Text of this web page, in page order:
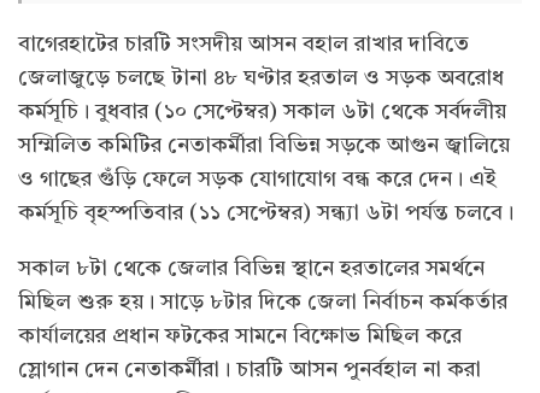
বাগেরহাটের চারটি সংসদীয় আসন বহাল রাখার দাবিতে
জেলাজুড়ে চলছে টানা ৪৮ ঘণ্টার হরতাল ও সড়ক অবরোধ
কর্মসূচি। বুধবার (১০ সেপ্টেম্বর) সকাল ৬টা থেকে সর্বদলীয়
সম্মিলিত কমিটির নেতাকর্মীরা বিভিন্ন সড়কে আগুন জ্বালিয়ে
ও গাছের গুঁড়ি ফেলে সড়ক যোগাযোগ বন্ধ করে দেন। এই
কর্মসূচি বৃহস্পতিবার (১১ সেপ্টেম্বর) সন্ধ্যা ৬টা পর্যন্ত চলবে।
সকাল ৮টা থেকে জেলার বিভিন্ন স্থানে হরতালের সমর্থনে
মিছিল শুরু হয়। সাড়ে ৮টার দিকে জেলা নির্বাচন কর্মকর্তার
কার্যালয়ের প্রধান ফটকের সামনে বিক্ষোভ মিছিল করে
স্লোগান দেন নেতাকর্মীরা। চারটি আসন পুনর্বহাল না করা